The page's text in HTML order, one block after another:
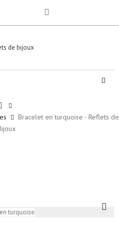
Bracelet en turquoise - Reflets de